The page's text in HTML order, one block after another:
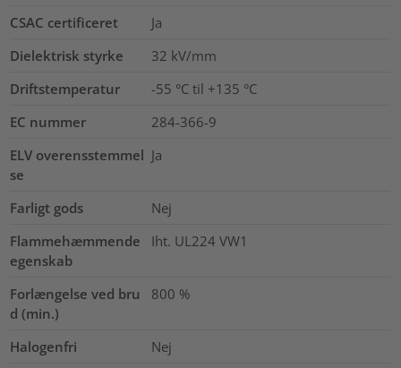
CSAC certificeret
Ja
Dielektrisk styrke
32 kV/mm
Driftstemperatur
-55 °C til +135 °C
EC nummer
284-366-9
ELV overensstemmel
se
Ja
Farligt gods
Nej
Flammehæmmende
egenskab
Iht. UL224 VW1
Forlængelse ved bru
d (min.)
800 %
Halogenfri
Nej